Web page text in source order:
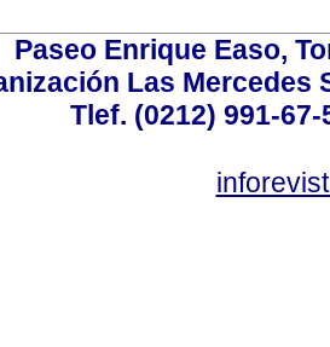
Paseo Enrique Easo,
Las Mercedes
Tlef. (0212) 991-